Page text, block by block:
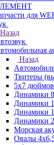
для
Назад
Назад
Твитеры
5x7 дюймов
Динамики
Динамики
Динамики
Динамики
Морская
Овалы